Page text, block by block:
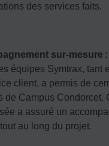
des services faits.
sur-mesure :
équipes Symtrax, tant
client, a permis de
de Campus Condorcet.
a assuré un
au long du projet.